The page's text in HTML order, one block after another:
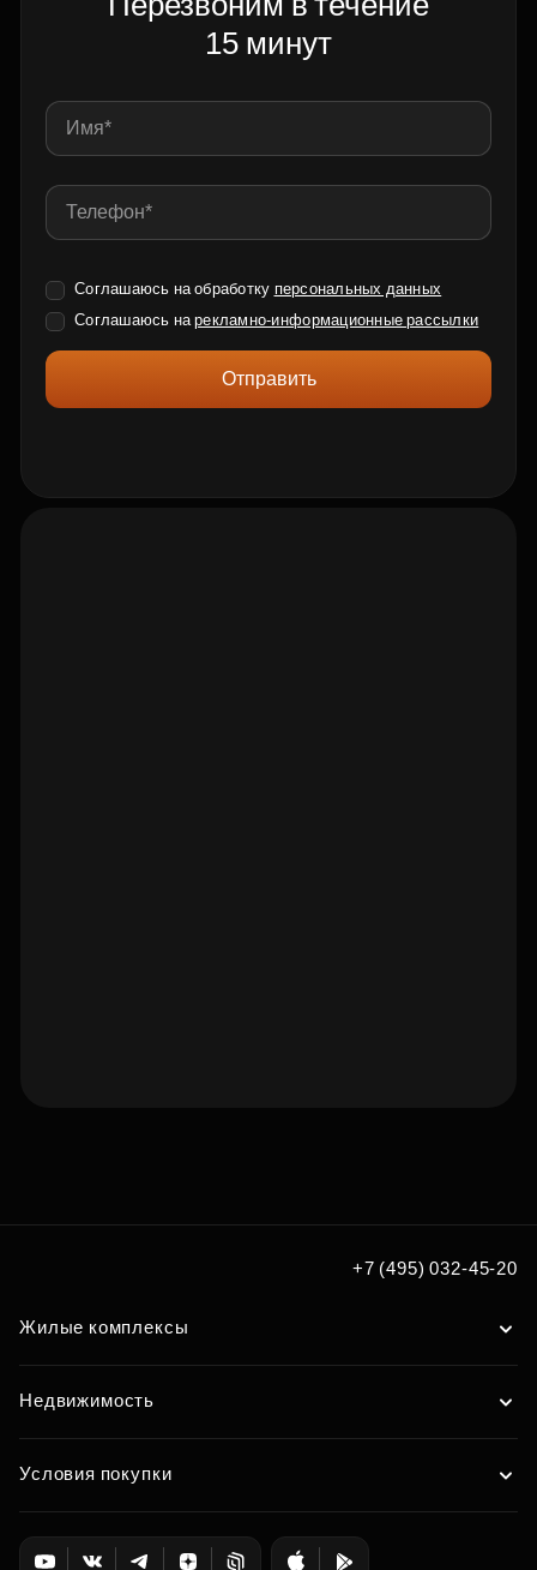
15 минут
Соглашаюсь на обработку персональных данных
Соглашаюсь нарекламно-информационные рассылки
Отправить
+7 (495) 032-45-20
Жилые комплексы
Недвижимость
Условия покупки